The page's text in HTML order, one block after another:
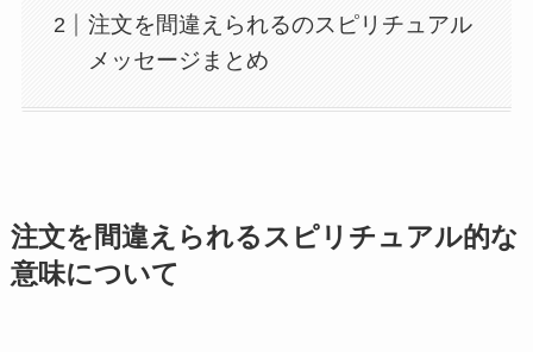
注文を間違えられるのスピリチュアル
メッセージまとめ
注文を間違えられるスピリチュアル的な
意味について